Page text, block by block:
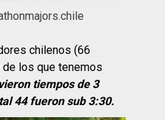
chilenos (66
los que tenemos
tiempos de 3
44 fueron sub 3:30.